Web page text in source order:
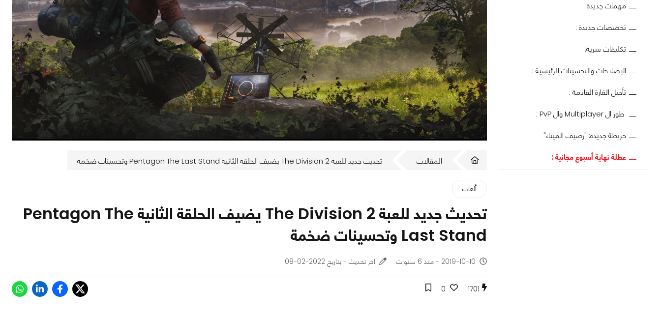
مهمات جديدة :
تخصصات جديدة :
تكليفات سرية:
الإصلاحات والتحسينات الرئيسية :
تأجيل الغارة القادمة :
طور ال Multiplayer وال PvP :
خريطة جديدة: "رصيف الميناء"
عطلة نهاية أسبوع مجانية : المقالات تحديث جديد للعبة The Division 2 يضيف الحلقة الثانية Pentagon The Last Stand وتحسينات ضخمة
ألعاب
تحديث جديد للعبة The Division 2 يضيف الحلقة الثانية Pentagon The
Last Stand وتحسينات ضخمة
2019-10-10 - منذ 6 سنوات اخر تحديث - بتاريخ 2022-02-08
1701
0